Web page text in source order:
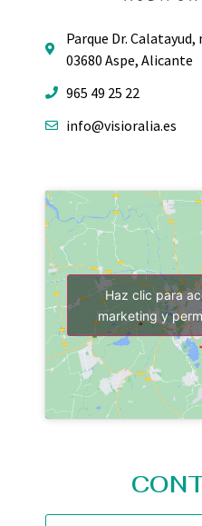
Parque Dr. Calatayud,
03680 Aspe, Alicante
965 49 25 22
info@visioralia.es
Haz clic para
marketing y